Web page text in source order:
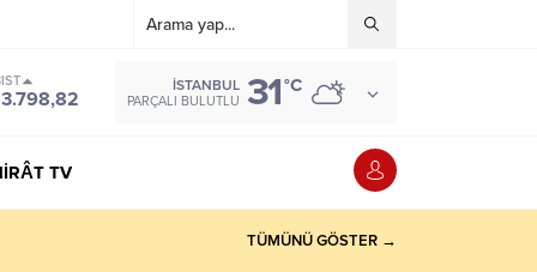
İSTANBUL
PARÇALI BULUTLU 31°C
TV
TÜMÜNÜ GÖSTER →